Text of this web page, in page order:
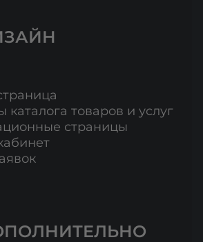
каталога товаров и услуг
страницы